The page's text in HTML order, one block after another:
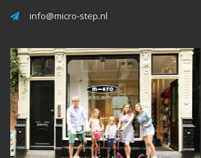
info@micro-step.nl